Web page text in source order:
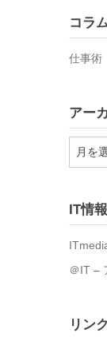
コラ
仕事術
アー
ア
ー
ブIT情報
＠IT –
リン